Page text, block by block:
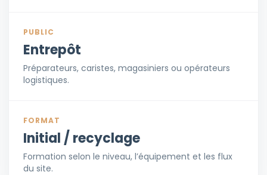
PUBLIC
Entrepôt
Préparateurs, caristes, magasiniers ou opérateurs
logistiques.
FORMAT
Initial / recyclage
Formation selon le niveau, l’équipement et les flux
du site.